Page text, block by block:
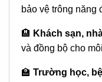
bảo vệ trông năng
🏨 Khách sạn,
và đồng bộ cho
🏫 Trường học,